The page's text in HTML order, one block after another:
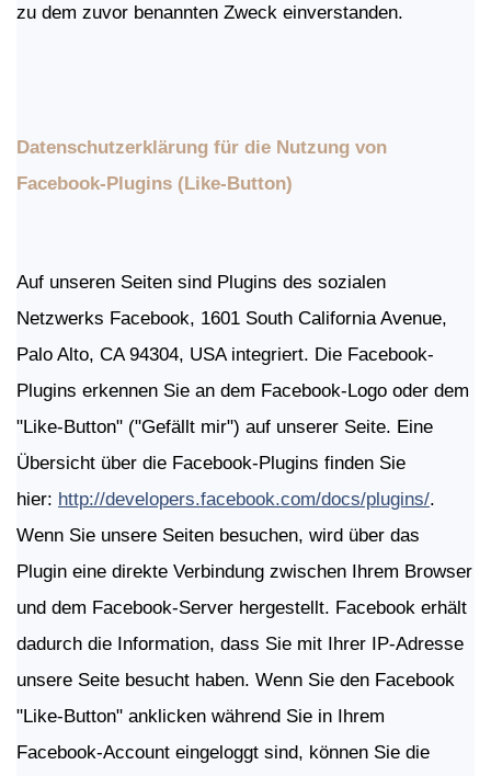
zu dem zuvor benannten Zweck einverstanden.
Datenschutzerklärung für die Nutzung von
Facebook-Plugins (Like-Button)
Auf unseren Seiten sind Plugins des sozialen
Netzwerks Facebook, 1601 South California Avenue,
Palo Alto, CA 94304, USA integriert. Die Facebook-
Plugins erkennen Sie an dem Facebook-Logo oder dem
"Like-Button" ("Gefällt mir") auf unserer Seite. Eine
Übersicht über die Facebook-Plugins finden Sie
hier: http://developers.facebook.com/docs/plugins/.
Wenn Sie unsere Seiten besuchen, wird über das
Plugin eine direkte Verbindung zwischen Ihrem Browser
und dem Facebook-Server hergestellt. Facebook erhält
dadurch die Information, dass Sie mit Ihrer IP-Adresse
unsere Seite besucht haben. Wenn Sie den Facebook
"Like-Button" anklicken während Sie in Ihrem
Facebook-Account eingeloggt sind, können Sie die